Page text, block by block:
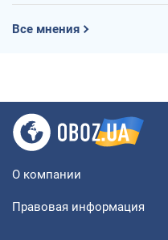
Все мнения
О компании
Правовая информация